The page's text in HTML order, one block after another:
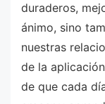
duraderos,
ánimo, sino
nuestras
de la
de que cada